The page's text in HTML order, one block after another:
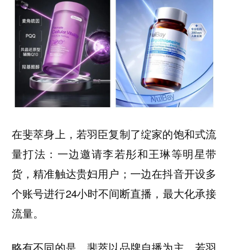
在斐萃身上，若羽臣复制了绽家的饱和式流
量打法：一边邀请李若彤和王琳等明星带
货，精准触达贵妇用户；一边在抖音开设多
个账号进行24小时不间断直播，最大化承接
流量。
略有不同的是，斐萃以品牌自播为主，若羽